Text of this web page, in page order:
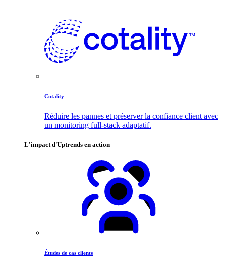
Cotality
Réduire les pannes et préserver la confiance client avec
un monitoring full-stack adaptatif.
L'impact d'Uptrends en action
Études de cas clients